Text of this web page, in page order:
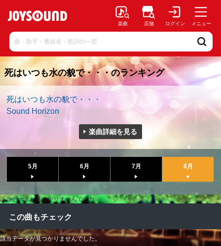
楽曲 店舗 ログイン メニュー
死はいつも水の貌で・・・のランキング
死はいつも水の貌で・・・
Sound Horizon
楽曲詳細を見る
5月 6月 7月 8月
該当データが見つかりませんでした。
この曲もチェック
該当データが見つかりませんでした。